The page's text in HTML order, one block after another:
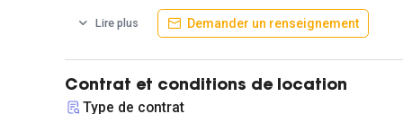
- Une salle de réunion équipée pour 6 personnes. Tv haute
- Un bureau privé pour 2 personnes équipé et accessible
- Un espace de détente confortable
- Une cuisine toute équipée
Lire plus Demander un renseignement
Contrat et conditions de location
Type de contrat